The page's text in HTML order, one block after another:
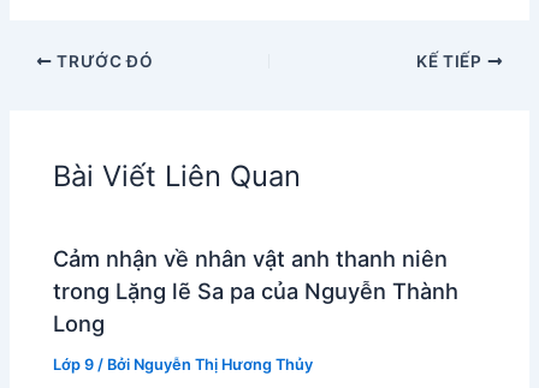
TRƯỚC ĐÓ KẾ TIẾP
Bài Viết Liên Quan
Cảm nhận về nhân vật anh thanh niên
trong Lặng lẽ Sa pa của Nguyễn Thành
Long
Lớp 9 / Bởi Nguyễn Thị Hương Thủy